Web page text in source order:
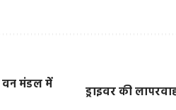
वन मंडल में
ड्राइवर की